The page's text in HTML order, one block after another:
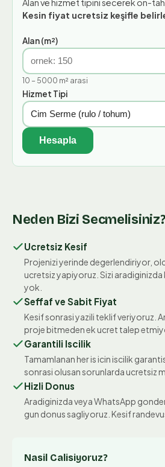
Kesin fiyat ucretsiz keşifle
Alan (m²)
10 – 5000 m² arasi
Hizmet Tipi
Hesapla
Neden Bizi Secmelisiniz?
Ucretsiz Kesif
Projenizi yerinde degerlendiriyor,
ucretsiz yapiyoruz. Sizi aradiginizda
yok.
Seffaf ve Sabit Fiyat
Kesif sonrasi yazili teklif veriyoruz.
proje bitmeden ek ucret talep
Garantili Iscilik
Tamamlanan her is icin iscilik
sonrasi olusan sorunlarda ucretsiz
Hizli Donus
Aradiginizda veya WhatsApp
gun donus sagliyoruz. Kesif
Nasil Calisiyoruz?